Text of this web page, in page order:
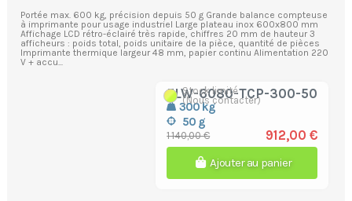
Portée max. 600 kg, précision depuis 50 g Grande balance compteuse
à imprimante pour usage industriel Large plateau inox 600x800 mm
Affichage LCD rétro-éclairé très rapide, chiffres 20 mm de hauteur 3
afficheurs : poids total, poids unitaire de la pièce, quantité de pièces
Imprimante thermique largeur 48 mm, papier continu Alimentation 220
V + accu...
ELW-6080-TCP-300-50
300 kg
50 g
Stock limité
(Nous contacter)
1 140,00 € 912,00 €
Ajouter au panier